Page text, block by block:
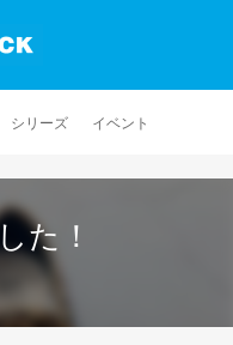
シリーズ イベント
た！